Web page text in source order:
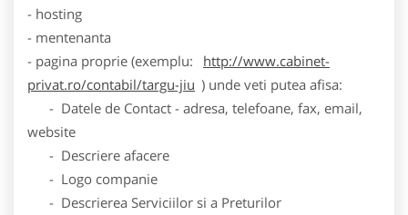
- hosting
- mentenanta
- pagina proprie (exemplu:
http://www.cabinet-
privat.ro/contabil/targu-jiu ) unde veti putea afisa:
- Datele de Contact - adresa, telefoane, fax, email,
website
- Descriere afacere
- Logo companie
- Descrierea Serviciilor si a Preturilor